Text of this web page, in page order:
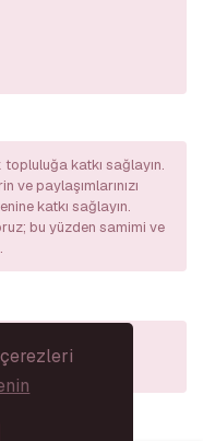
topluluğa katkı sağlayın.
paylaşımlarınızı
katkı sağlayın.
bu yüzden samimi ve